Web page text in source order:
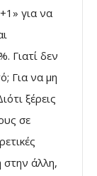
για να
Γιατί δεν
Για να μη
ξέρεις
σε
στην άλλη,